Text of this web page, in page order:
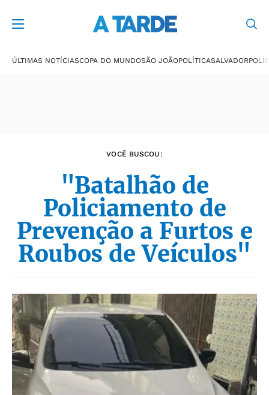
ÚLTIMAS NOTÍCIASCOPA DO MUNDOSÃO JOÃOPOLÍTICASALVADOR
VOCÊ BUSCOU:
"Batalhão de
Policiamento de
Prevenção a Furtos e
Roubos de Veículos"